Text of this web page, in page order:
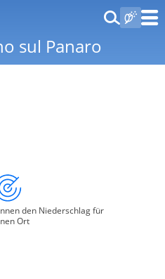
sul Panaro
den Niederschlag für
Ort